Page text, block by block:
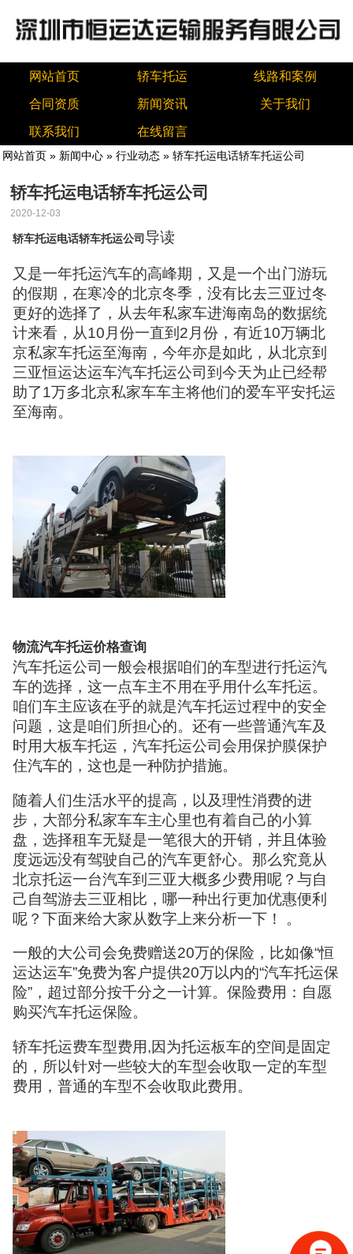
网站首页 轿车托运 线路和案例
合同资质 新闻资讯 关于我们
联系我们 在线留言
网站首页 » 新闻中心 » 行业动态 » 轿车托运电话轿车托运公司
轿车托运电话轿车托运公司
2020-12-03
轿车托运电话轿车托运公司导读
又是一年托运汽车的高峰期，又是一个出门游玩
的假期，在寒冷的北京冬季，没有比去三亚过冬
更好的选择了，从去年私家车进海南岛的数据统
计来看，从10月份一直到2月份，有近10万辆北
京私家车托运至海南，今年亦是如此，从北京到
三亚恒运达运车汽车托运公司到今天为止已经帮
助了1万多北京私家车车主将他们的爱车平安托运
至海南。
物流汽车托运价格查询
汽车托运公司一般会根据咱们的车型进行托运汽
车的选择，这一点车主不用在乎用什么车托运。
咱们车主应该在乎的就是汽车托运过程中的安全
问题，这是咱们所担心的。还有一些普通汽车及
时用大板车托运，汽车托运公司会用保护膜保护
住汽车的，这也是一种防护措施。
随着人们生活水平的提高，以及理性消费的进
步，大部分私家车车主心里也有着自己的小算
盘，选择租车无疑是一笔很大的开销，并且体验
度远远没有驾驶自己的汽车更舒心。那么究竟从
北京托运一台汽车到三亚大概多少费用呢？与自
己自驾游去三亚相比，哪一种出行更加优惠便利
呢？下面来给大家从数字上来分析一下！ 。
一般的大公司会免费赠送20万的保险，比如像“恒
运达运车”免费为客户提供20万以内的“汽车托运保
险”，超过部分按千分之一计算。保险费用：自愿
购买汽车托运保险。
轿车托运费车型费用,因为托运板车的空间是固定
的，所以针对一些较大的车型会收取一定的车型
费用，普通的车型不会收取此费用。